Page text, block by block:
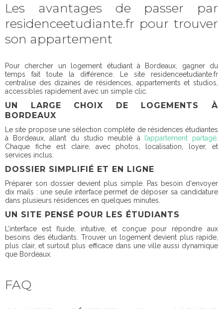
Les avantages de passer par
residenceetudiante.fr pour trouver
son appartement
Pour chercher un logement étudiant à Bordeaux, gagner du
temps fait toute la différence. Le site residenceetudiante.fr
centralise des dizaines de résidences, appartements et studios,
accessibles rapidement avec un simple clic.
UN LARGE CHOIX DE LOGEMENTS À
BORDEAUX
Le site propose une sélection complète de résidences étudiantes
à Bordeaux, allant du studio meublé à l’appartement partagé.
Chaque fiche est claire, avec photos, localisation, loyer, et
services inclus.
DOSSIER SIMPLIFIÉ ET EN LIGNE
Préparer son dossier devient plus simple. Pas besoin d'envoyer
dix mails : une seule interface permet de déposer sa candidature
dans plusieurs résidences en quelques minutes.
UN SITE PENSÉ POUR LES ÉTUDIANTS
L’interface est fluide, intuitive, et conçue pour répondre aux
besoins des étudiants. Trouver un logement devient plus rapide,
plus clair, et surtout plus efficace dans une ville aussi dynamique
que Bordeaux.
FAQ